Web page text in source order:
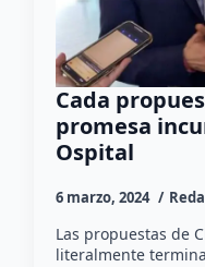
Cada
promesa
Ospital
6 marzo, 2024
Las propuestas de
literalmente